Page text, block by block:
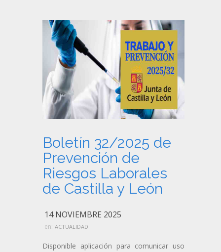
Boletín 32/2025 de
Prevención de
Riesgos Laborales
de Castilla y León
14 NOVIEMBRE 2025
en: ACTUALIDAD
Disponible aplicación para comunicar uso